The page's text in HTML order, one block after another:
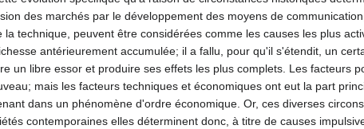
des marchés par le développement des moyens de
technique, peuvent être considérées comme les causes les plus
antérieurement accumulée; il a fallu, pour qu'il s'étendit, un
un libre essor et produire ses effets les plus complets. Les facteurs
mais les facteurs techniques et économiques ont eut la part
dans un phénomène d'ordre économique. Or, ces diverses
contemporaines elles déterminent donc, à titre de causes